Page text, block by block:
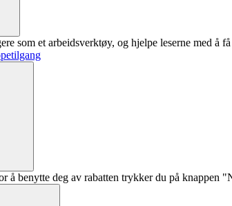
som et arbeidsverktøy, og hjelpe leserne med å
benytte deg av rabatten trykker du på knappen